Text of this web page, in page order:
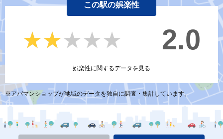
この駅の娯楽性
★★★★★
★★★★★ 2.0
娯楽性に関するデータを見る
※アパマンショップが地域のデータを独自に調査・集計しています。